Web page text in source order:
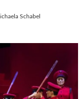
Schabel